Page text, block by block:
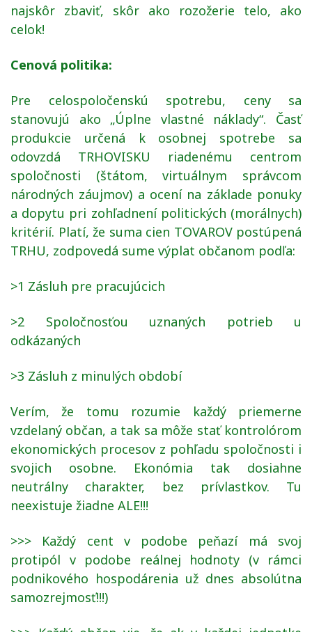
najskôr zbaviť, skôr ako rozožerie telo, ako
celok!
Cenová politika:
Pre celospoločenskú spotrebu, ceny sa
stanovujú ako „Úplne vlastné náklady“. Časť
produkcie určená k osobnej spotrebe sa
odovzdá TRHOVISKU riadenému centrom
spoločnosti (štátom, virtuálnym správcom
národných záujmov) a ocení na základe ponuky
a dopytu pri zohľadnení politických (morálnych)
kritérií. Platí, že suma cien TOVAROV postúpená
TRHU, zodpovedá sume výplat občanom podľa:
>1 Zásluh pre pracujúcich
>2 Spoločnosťou uznaných potrieb u
odkázaných
>3 Zásluh z minulých období
Verím, že tomu rozumie každý priemerne
vzdelaný občan, a tak sa môže stať kontrolórom
ekonomických procesov z pohľadu spoločnosti i
svojich osobne. Ekonómia tak dosiahne
neutrálny charakter, bez prívlastkov. Tu
neexistuje žiadne ALE!!!
>>> Každý cent v podobe peňazí má svoj
protipól v podobe reálnej hodnoty (v rámci
podnikového hospodárenia už dnes absolútna
samozrejmosť!!!)